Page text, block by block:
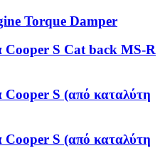
Torque Damper
Cooper S Cat back MS-R
Cooper S (από καταλύτη
Cooper S (από καταλύτη